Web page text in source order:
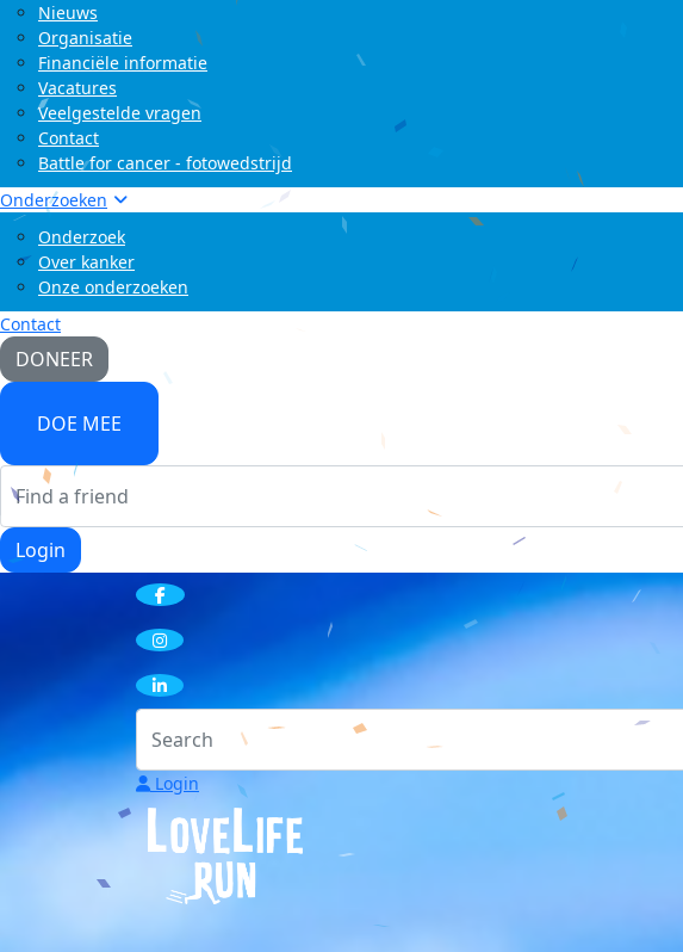
Nieuws
Organisatie
Financiële informatie
Vacatures
Veelgestelde vragen
Contact
Battle for cancer - fotowedstrijd
Onderzoeken
Onderzoek
Over kanker
Onze onderzoeken
Contact
DONEER
DOE MEE
Login
Login